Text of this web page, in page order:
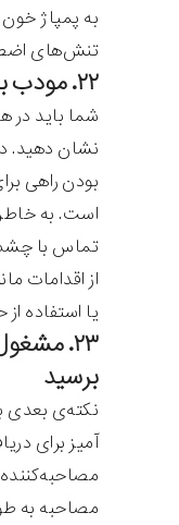
به پمپاژ
تنش‌های
۲۲. مودب باشید
شما باید در
نشان دهید.
بودن راهی
است. به خاطر
تماس با
از اقدامات
یا استفاده
۲۳.
برسید
نکته‌ی
آمیز برای
مصاحبه به